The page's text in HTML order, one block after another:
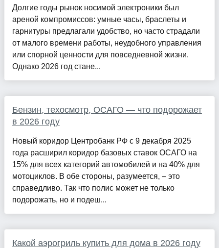
Долгие годы рынок носимой электроники был
ареной компромиссов: умные часы, браслеты и
гарнитуры предлагали удобство, но часто страдали
от малого времени работы, неудобного управления
или спорной ценности для повседневной жизни.
Однако 2026 год стане...
Бензин, техосмотр, ОСАГО — что подорожает
в 2026 году
Новый коридор Центробанк РФ с 9 декабря 2025
года расширил коридор базовых ставок ОСАГО на
15% для всех категорий автомобилей и на 40% для
мотоциклов. В обе стороны, разумеется, – это
справедливо. Так что полис может не только
подорожать, но и подеш...
Какой аэрогриль купить для дома в 2026 году